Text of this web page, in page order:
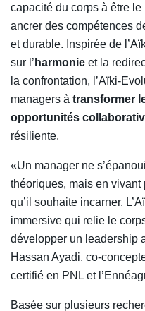
capacité du corps à être
ancrer des compétences
et durable. Inspirée de
sur l’ harmonie et la
la confrontation, l’Aïki-
managers à transformer
opportunités
résiliente.
«Un manager ne
théoriques, mais en
qu’il souhaite incarner.
immersive qui relie le
développer un leadership
Hassan Ayadi, co-
certifié en PNL et
Basée sur plusieurs